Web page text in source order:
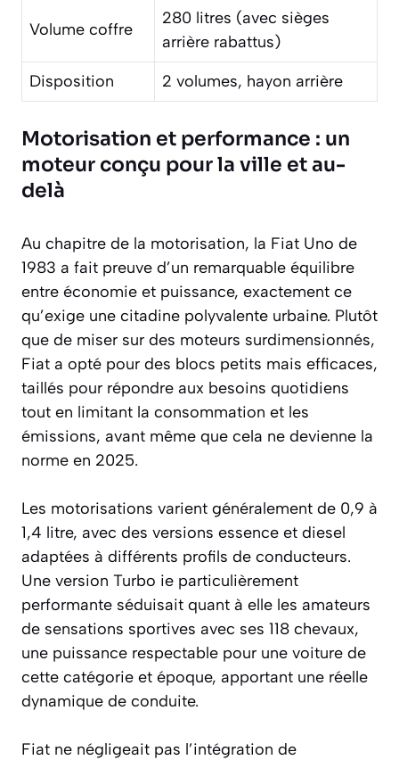
Volume coffre
280 litres (avec sièges
arrière rabattus)
Disposition
2 volumes, hayon arrière
Motorisation et performance : un
moteur conçu pour la ville et au-
delà
Au chapitre de la motorisation, la Fiat Uno de
1983 a fait preuve d’un remarquable équilibre
entre économie et puissance, exactement ce
qu’exige une citadine polyvalente urbaine. Plutôt
que de miser sur des moteurs surdimensionnés,
Fiat a opté pour des blocs petits mais efficaces,
taillés pour répondre aux besoins quotidiens
tout en limitant la consommation et les
émissions, avant même que cela ne devienne la
norme en 2025.
Les motorisations varient généralement de 0,9 à
1,4 litre, avec des versions essence et diesel
adaptées à différents profils de conducteurs.
Une version Turbo ie particulièrement
performante séduisait quant à elle les amateurs
de sensations sportives avec ses 118 chevaux,
une puissance respectable pour une voiture de
cette catégorie et époque, apportant une réelle
dynamique de conduite.
Fiat ne négligeait pas l’intégration de